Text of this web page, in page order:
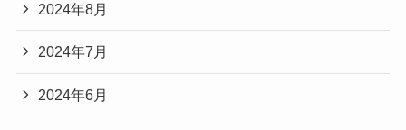
2024年8月
2024年7月
2024年6月